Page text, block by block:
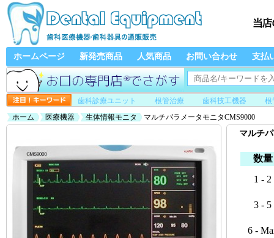
ホームページ 新発売商品 人気商品 お問い合わせ 支払
歯科診療ユニット 根管治療 歯科技工機器
根
ホーム
医療機器 生体情報モニタ マルチパラメータモニタCMS9000
マルチ
数量
1 - 2
3 - 5
6 -